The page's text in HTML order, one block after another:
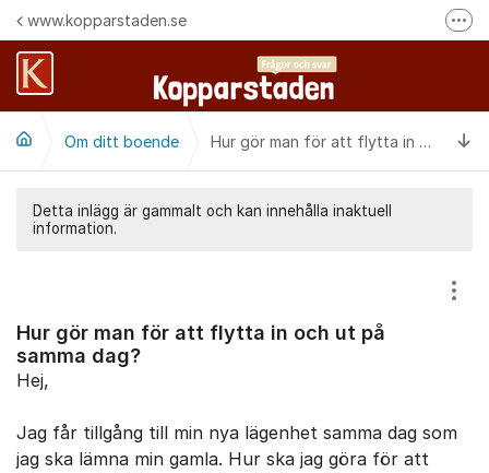
Hoppa till innehåll
www.kopparstaden.se
Häng med oss på Facebook
Felanmälan
Följ oss på Instagram
Om ditt boende Hur gör man för att flytta in och ut på samma dag?
Detta inlägg är gammalt och kan innehålla inaktuell
information.
Hur gör man för att flytta in och ut på
samma dag?
Hej,
Jag får tillgång till min nya lägenhet samma dag som
jag ska lämna min gamla. Hur ska jag göra för att